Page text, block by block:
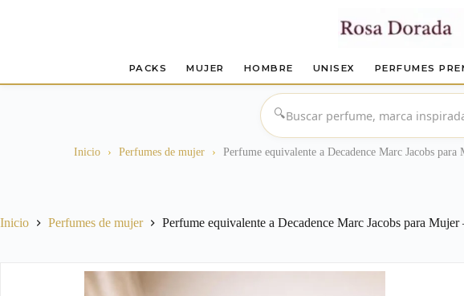
PACKS MUJER HOMBRE UNISEX PERFUMES
🔍
Inicio › Perfumes de mujer › Perfume equivalente a Decadence Marc Jacobs para
Inicio Perfumes de mujer Perfume equivalente a Decadence Marc Jacobs para Mujer